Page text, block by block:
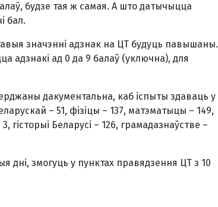
будзе тая ж самая. А што датычыцца
бал.
значэнні адзнак на ЦТ будуць павышаны.
адзнакі ад 0 да 9 балаў (уключна), для
дакументальна, каб іспыты здаваць у
– 51, фізіцы – 137, матэматыцы – 149,
гісторыі Беларусі – 126, грамадазнаўстве –
дні, змогуць у пунктах правядзення ЦТ з 10